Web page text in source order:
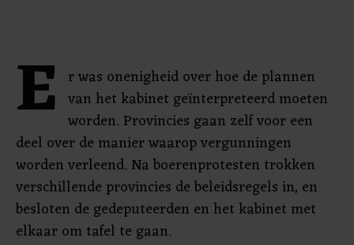
E r was onenigheid over hoe de plannen
van het kabinet geïnterpreteerd moeten
worden. Provincies gaan zelf voor een
deel over de manier waarop vergunningen
worden verleend. Na boerenprotesten trokken
verschillende provincies de beleidsregels in, en
besloten de gedeputeerden en het kabinet met
elkaar om tafel te gaan.